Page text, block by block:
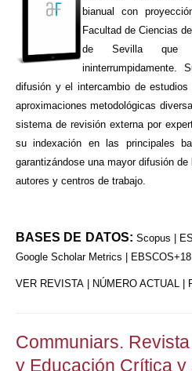
bianual con
Facultad de Ciencias
de Sevilla que
ininterrumpidamente.
difusión y el intercambio de
aproximaciones metodológicas
sistema de revisión externa por
su indexación en las principales
garantizándose una mayor difusión
autores y centros de trabajo.
BASES DE DATOS: Scopus |
Google Scholar Metrics | EBSCOS+18
VER REVISTA NÚMERO ACTUAL
Communiars.
y Educación Crítica y